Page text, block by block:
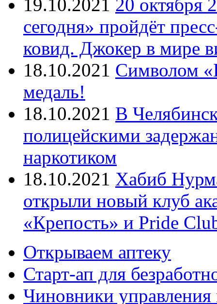
19.10.2021 20 октября
сегодня» пройдёт
ковид. Джокер в мире
18.10.2021 Символом
медаль!
18.10.2021 В
полицейскими
наркотиком
18.10.2021 Хабиб
открыли новый клуб
«Крепость» и Pride
Открываем аптеку
Старт-ап для
Чиновники